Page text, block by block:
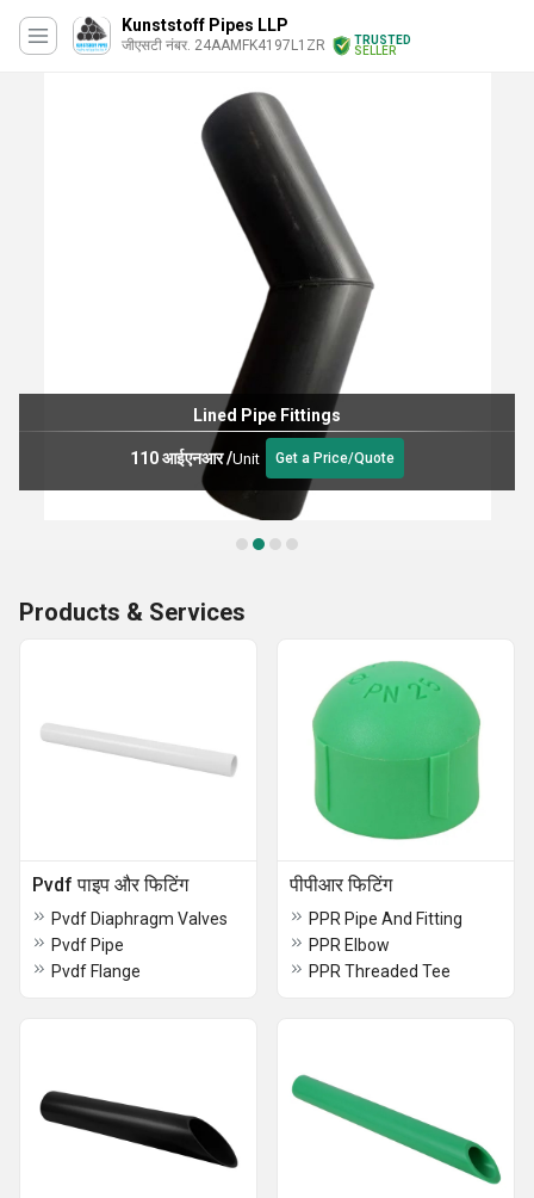
Kunststoff Pipes LLP
जीएसटी नंबर. 24AAMFK4197L1ZR
TRUSTED
SELLER
Lined Pipe Fittings
110 आईएनआर/Unit Get a Price/Quote
Products & Services
Pvdf पाइप और फिटिंग
Pvdf Diaphragm Valves
Pvdf Pipe
Pvdf Flange
पीपीआर फिटिंग
PPR Pipe And Fitting
PPR Elbow
PPR Threaded Tee